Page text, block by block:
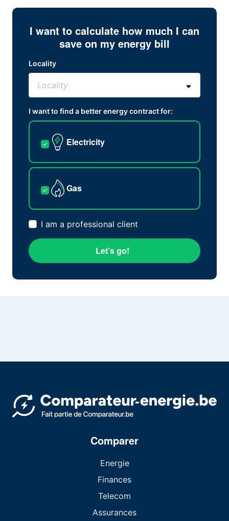
I want to calculate how much I can
save on my energy bill
Locality
I want to find a better energy contract for:
Electricity
Gas
I am a professional client
Let’s go!
Comparer
Energie
Finances
Telecom
Assurances